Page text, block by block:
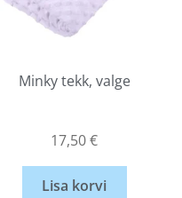
Minky tekk, valge
17,50€
Lisa korvi